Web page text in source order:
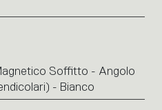
Soffitto - Angolo
- Bianco